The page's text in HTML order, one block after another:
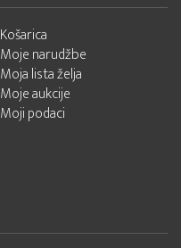
Košarica
Moje narudžbe
Moja lista želja
Moje aukcije
Moji podaci